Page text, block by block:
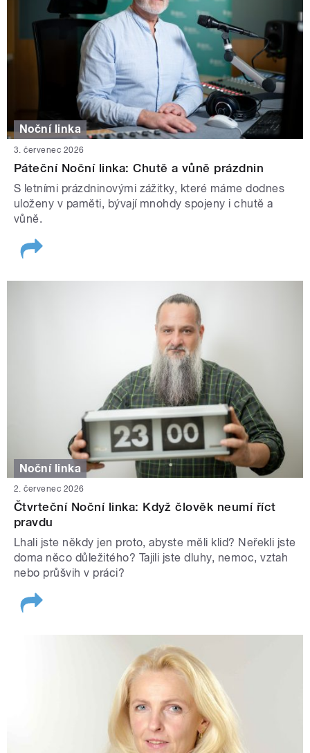
Noční linka
3. červenec 2026
Páteční Noční linka: Chutě a vůně prázdnin
S letními prázdninovými zážitky, které máme dodnes
uloženy v paměti, bývají mnohdy spojeny i chutě a
vůně.
Noční linka
2. červenec 2026
Čtvrteční Noční linka: Když člověk neumí říct
pravdu
Lhali jste někdy jen proto, abyste měli klid? Neřekli jste
doma něco důležitého? Tajili jste dluhy, nemoc, vztah
nebo průšvih v práci?